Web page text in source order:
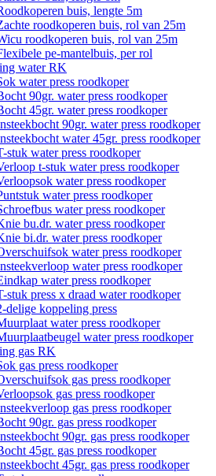
buis, lengte 5m
roodkoperen buis, rol van 25m
roodkoperen buis, rol van 25m
pe-mantelbuis, per rol
water RK
water press roodkoper
90gr. water press roodkoper
45gr. water press roodkoper
90gr. water press roodkoper
water 45gr. press roodkoper
stuk water press roodkoper
t-stuk water press roodkoper
water press roodkoper
water press roodkoper
water press roodkoper
bu.dr. water press roodkoper
bi.dr. water press roodkoper
water press roodkoper
water press roodkoper
water press roodkoper
stuk press x draad water roodkoper
delige koppeling press
water press roodkoper
water press roodkoper
gas RK
gas press roodkoper
gas press roodkoper
gas press roodkoper
gas press roodkoper
90gr. gas press roodkoper
90gr. gas press roodkoper
45gr. gas press roodkoper
45gr. gas press roodkoper